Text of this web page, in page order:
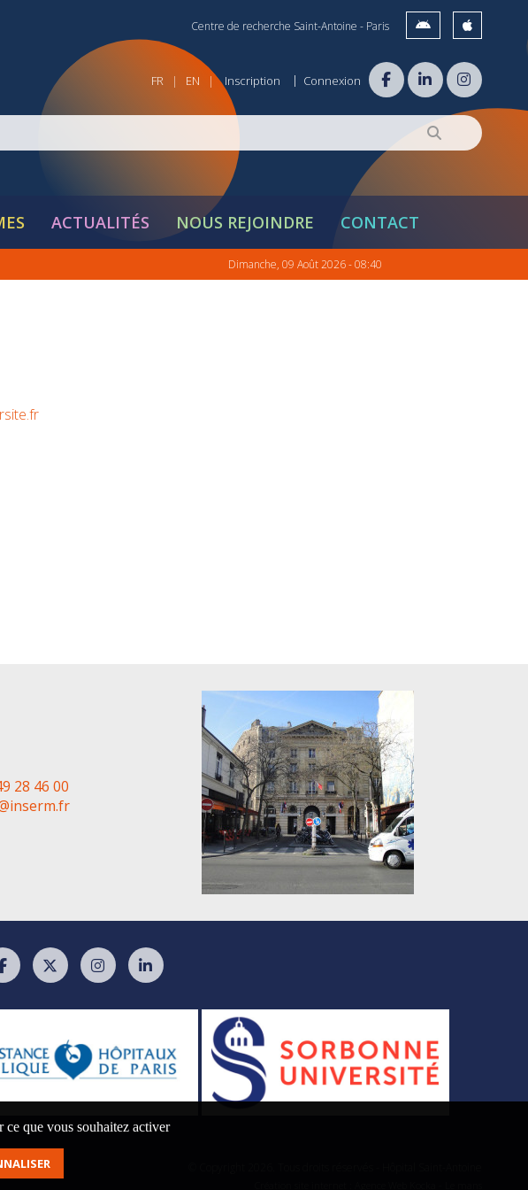
Centre de recherche Saint-Antoine - Paris
FR | EN | Inscription | Connexion
ACTUALITÉS NOUS REJOINDRE CONTACT
Dimanche, 09 Août 2026 - 08:40
28 46 00
ce que vous souhaitez activer